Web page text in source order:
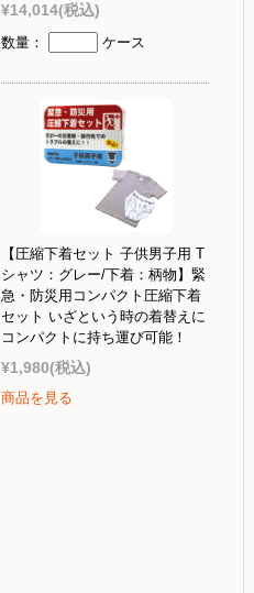
¥14,014(税込)
数量： ケース
【圧縮下着セット 子供男子用 T
シャツ：グレー/下着：柄物】緊
急・防災用コンパクト圧縮下着
セット いざという時の着替えに
コンパクトに持ち運び可能！
¥1,980(税込)
商品を見る